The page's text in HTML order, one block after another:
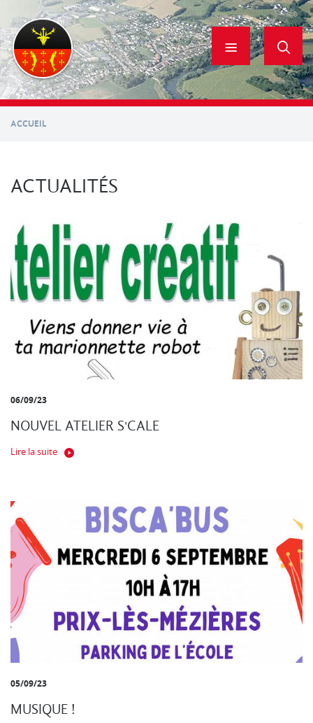
contenu
principal
ACCUEIL
ACTUALITÉS
06/09/23
NOUVEL ATELIER S'CALE
Lire la suite
05/09/23
MUSIQUE !